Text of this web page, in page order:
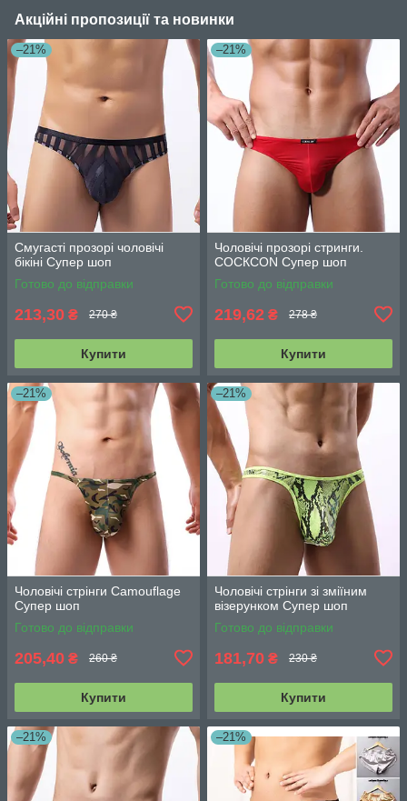
Акційні пропозиції та новинки
–21%
Смугасті прозорі чоловічі
бікіні Супер шоп
Готово до відправки
213,30 ₴ 270 ₴
Купити
–21%
Чоловічі прозорі стринги.
СОСКСОN Супер шоп
Готово до відправки
219,62 ₴ 278 ₴
Купити
–21%
Чоловічі стрінги Camouflage
Супер шоп
Готово до відправки
205,40 ₴ 260 ₴
Купити
–21%
Чоловічі стрінги зі зміїним
візерунком Супер шоп
Готово до відправки
181,70 ₴ 230 ₴
Купити
–21% –21%